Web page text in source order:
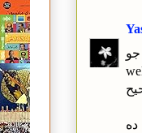
جو
ده